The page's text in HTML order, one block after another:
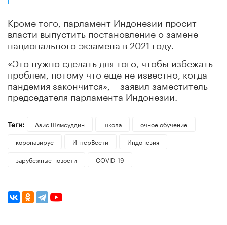
Кроме того, парламент Индонезии просит
власти выпустить постановление о замене
национального экзамена в 2021 году.
«Это нужно сделать для того, чтобы избежать
проблем, потому что еще не известно, когда
пандемия закончится» , – заявил заместитель
председателя парламента Индонезии.
Теги: Азис Шямсуддин школа
очное обучение
коронавирус
ИнтерВести
Индонезия
зарубежные новости
COVID-19